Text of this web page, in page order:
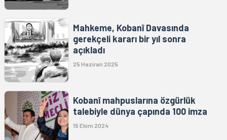
Mahkeme, Kobanî Davasında
gerekçeli kararı bir yıl sonra
açıkladı
25 Haziran 2025
Kobanî mahpuslarına özgürlük
talebiyle dünya çapında 100 imza
15 Ekim 2024